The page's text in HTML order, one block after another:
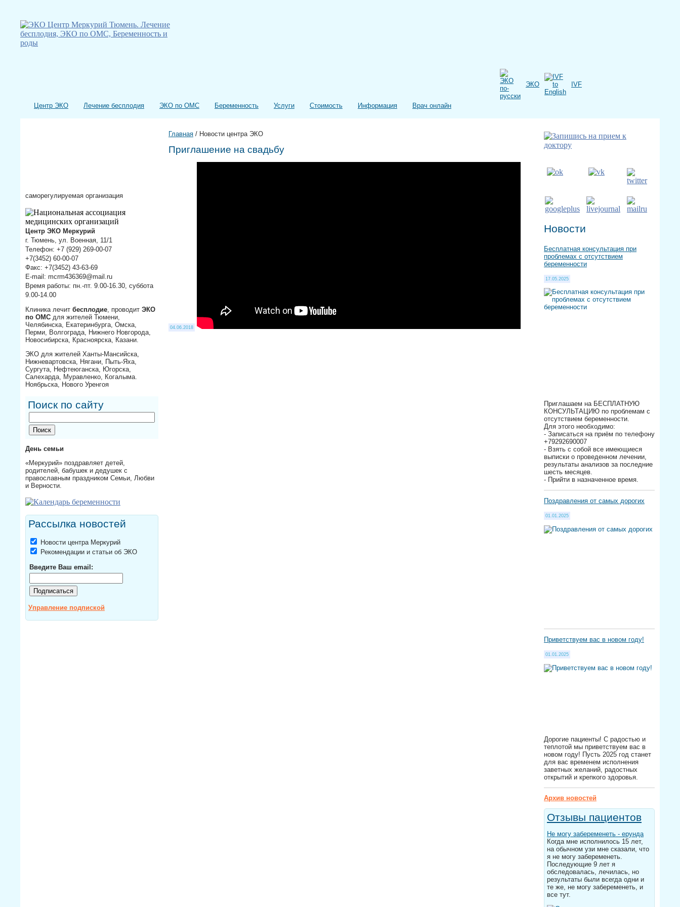
ЭКО IVF
Центр ЭКО Лечение бесплодия ЭКО по ОМС Беременность Услуги Стоимость Информация Врач онлайн
саморегулируемая организация
Центр ЭКО Меркурий
г. Тюмень, ул. Военная, 11/1
Телефон: +7 (929) 269-00-07
+7(3452) 60-00-07
Факс: +7(3452) 43-63-69
E-mail: mcrm436369@mail.ru
Время работы: пн.-пт. 9.00-16.30, суббота
9.00-14.00
Клиника лечит бесплодие , проводит ЭКО
по ОМС для жителей Тюмени,
Челябинска, Екатеринбурга, Омска,
Перми, Волгограда, Нижнего Новгорода,
Новосибирска, Красноярска, Казани.
ЭКО для жителей Ханты-Мансийска,
Нижневартовска, Нягани, Пыть-Яха,
Сургута, Нефтеюганска, Югорска,
Салехарда, Муравленко, Когалыма.
Ноябрьска, Нового Уренгоя
Поиск по сайту
День семьи
«Меркурий» поздравляет детей,
родителей, бабушек и дедушек с
православным праздником Семьи, Любви
и Верности.
Рассылка новостей
Новости центра Меркурий
Рекомендации и статьи об ЭКО
Введите Ваш email:
Управление подпиской
Главная / Новости центра ЭКО
Приглашение на свадьбу
04.06.2018
Новости
Бесплатная консультация при
проблемах с отсутствием
беременности
17.05.2025
Приглашаем на БЕСПЛАТНУЮ
КОНСУЛЬТАЦИЮ по проблемам с
отсутствием беременности.
Для этого необходимо:
- Записаться на приём по телефону
+79292690007
- Взять с собой все имеющиеся
выписки о проведенном лечении,
результаты анализов за последние
шесть месяцев.
- Прийти в назначенное время.
Поздравления от самых дорогих
01.01.2025
Приветствуем вас в новом году!
01.01.2025
Дорогие пациенты! С радостью и
теплотой мы приветствуем вас в
новом году! Пусть 2025 год станет
для вас временем исполнения
заветных желаний, радостных
открытий и крепкого здоровья.
Архив новостей
Отзывы пациентов
Не могу забеременеть - ерунда
Когда мне исполнилось 15 лет,
на обычном узи мне сказали, что
я не могу забеременеть.
Последующие 9 лет я
обследовалась, лечилась, но
результаты были всегда одни и
те же, не могу забеременеть, и
все тут.